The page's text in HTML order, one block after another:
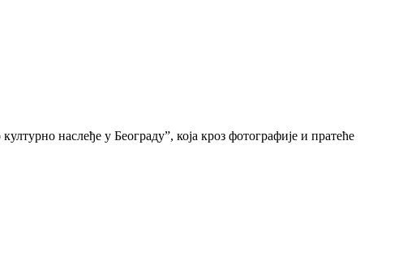
наслеђе у Београду”, која кроз фотографије и пратеће